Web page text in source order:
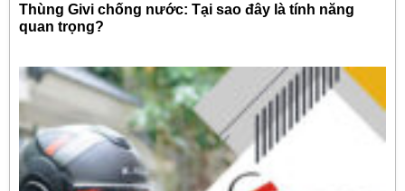
Thùng Givi chống nước: Tại sao đây là tính năng
quan trọng?